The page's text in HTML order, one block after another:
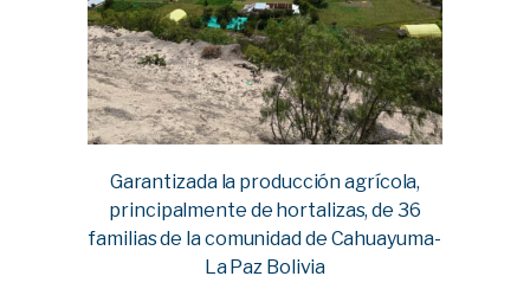
Garantizada la producción agrícola,
principalmente de hortalizas, de 36
familias de la comunidad de Cahuayuma-
La Paz Bolivia